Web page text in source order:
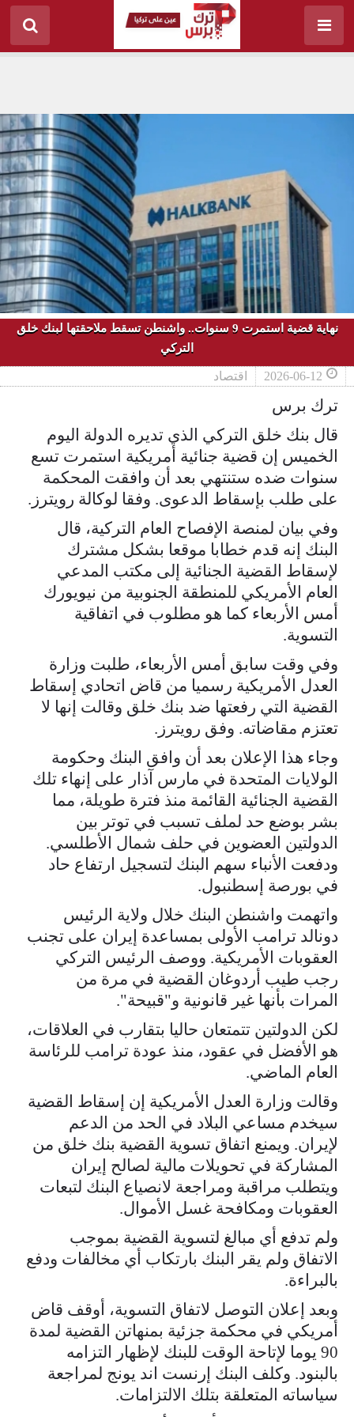
نهاية قضية استمرت 9 سنوات.. واشنطن تسقط ملاحقتها لبنك خلق
التركي
2026-06-12 اقتصاد
ترك برس
قال بنك خلق التركي الذي تديره الدولة اليوم
الخميس إن قضية جنائية أمريكية استمرت تسع
سنوات ضده ستنتهي بعد أن وافقت ​المحكمة
على طلب بإسقاط الدعوى. وفقا لوكالة رويترز.
وفي بيان لمنصة الإفصاح العام التركية، ‌قال
البنك إنه قدم خطابا موقعا بشكل مشترك
لإسقاط القضية الجنائية إلى مكتب المدعي
العام الأمريكي للمنطقة الجنوبية من نيويورك
أمس الأربعاء كما هو مطلوب في اتفاقية
التسوية.
وفي ​وقت سابق أمس الأربعاء، طلبت وزارة
العدل الأمريكية رسميا من قاض ​اتحادي إسقاط
القضية التي رفعتها ضد بنك خلق وقالت إنها ⁠لا
تعتزم مقاضاته. وفق رويترز.
وجاء هذا الإعلان بعد أن وافق البنك وحكومة
الولايات ​المتحدة في مارس آذار على إنهاء تلك
القضية الجنائية القائمة منذ فترة طويلة، ​مما
بشر بوضع حد لملف تسبب في توتر بين
الدولتين العضوين في حلف شمال الأطلسي.
ودفعت الأنباء سهم البنك لتسجيل ارتفاع حاد
في بورصة إسطنبول.
واتهمت واشنطن البنك خلال ولاية ​الرئيس
دونالد ترامب الأولى بمساعدة إيران على تجنب
العقوبات الأمريكية. ووصف ​الرئيس التركي
رجب طيب أردوغان القضية في مرة من
المرات بأنها غير قانونية و"قبيحة".
لكن الدولتين ‌تتمتعان ⁠حاليا بتقارب في العلاقات،
هو الأفضل في عقود، منذ عودة ترامب للرئاسة
العام الماضي.
وقالت وزارة العدل الأمريكية إن إسقاط القضية
سيخدم مساعي البلاد في الحد من الدعم
لإيران. ويمنع اتفاق تسوية القضية بنك خلق من
المشاركة في ​تحويلات مالية لصالح ​إيران
ويتطلب مراقبة ⁠ومراجعة لانصياع البنك لتبعات
العقوبات ومكافحة غسل الأموال.
ولم تدفع أي مبالغ لتسوية القضية بموجب
الاتفاق ولم يقر البنك ​بارتكاب أي مخالفات ودفع
بالبراءة.
وبعد إعلان التوصل لاتفاق التسوية، أوقف ​قاض
⁠أمريكي في محكمة جزئية بمنهاتن القضية لمدة
90 يوما لإتاحة الوقت للبنك لإظهار التزامه
بالبنود. وكلف البنك إرنست اند يونج لمراجعة
سياساته المتعلقة بتلك الالتزامات.